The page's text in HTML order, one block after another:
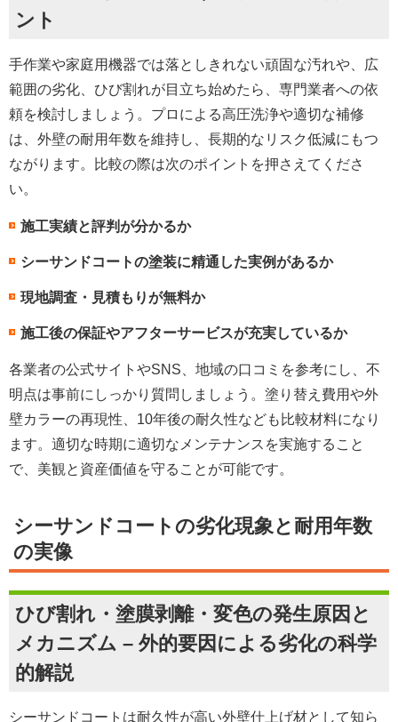
ント
手作業や家庭用機器では落としきれない頑固な汚れや、広
範囲の劣化、ひび割れが目立ち始めたら、専門業者への依
頼を検討しましょう。プロによる高圧洗浄や適切な補修
は、外壁の耐用年数を維持し、長期的なリスク低減にもつ
ながります。比較の際は次のポイントを押さえてくださ
い。
施工実績と評判が分かるか
シーサンドコートの塗装に精通した実例があるか
現地調査・見積もりが無料か
施工後の保証やアフターサービスが充実しているか
各業者の公式サイトやSNS、地域の口コミを参考にし、不
明点は事前にしっかり質問しましょう。塗り替え費用や外
壁カラーの再現性、10年後の耐久性なども比較材料になり
ます。適切な時期に適切なメンテナンスを実施すること
で、美観と資産価値を守ることが可能です。
シーサンドコートの劣化現象と耐用年数
の実像
ひび割れ・塗膜剥離・変色の発生原因と
メカニズム – 外的要因による劣化の科学
的解説
シーサンドコートは耐久性が高い外壁仕上げ材として知ら